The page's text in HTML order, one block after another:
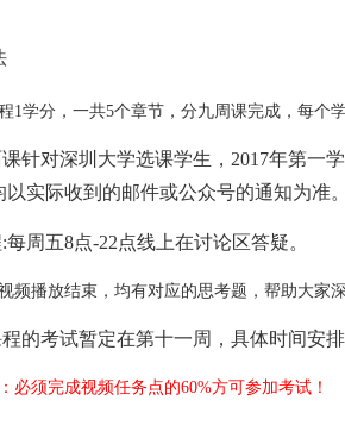
1学分，一共5个章节，分九周课完成， 每个
课针对深圳大学选课学生，2017年第一
以实际收到的邮件或公众号的通知为准
每周五8点-22点线上在讨论区答疑。
频播放结束，均有对应的思考题，帮助大家
的考试暂定在第十一周，具体时间安
必须完成视频任务点的60%方可参加考试！